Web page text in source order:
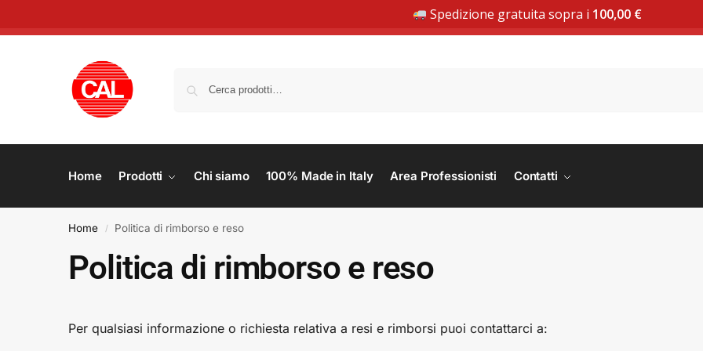
SPEDIZIONE GRATUITA DA 100 € | ACQUISTA ORA
Home Prodotti Chi siamo 100% Made in Italy Area Professionisti Contatti
Home / Politica di rimborso e reso
Politica di rimborso e reso
Per qualsiasi informazione o richiesta relativa a resi e rimborsi puoi contattarci a:
Spedizione gratuita sopra i 100,00 €